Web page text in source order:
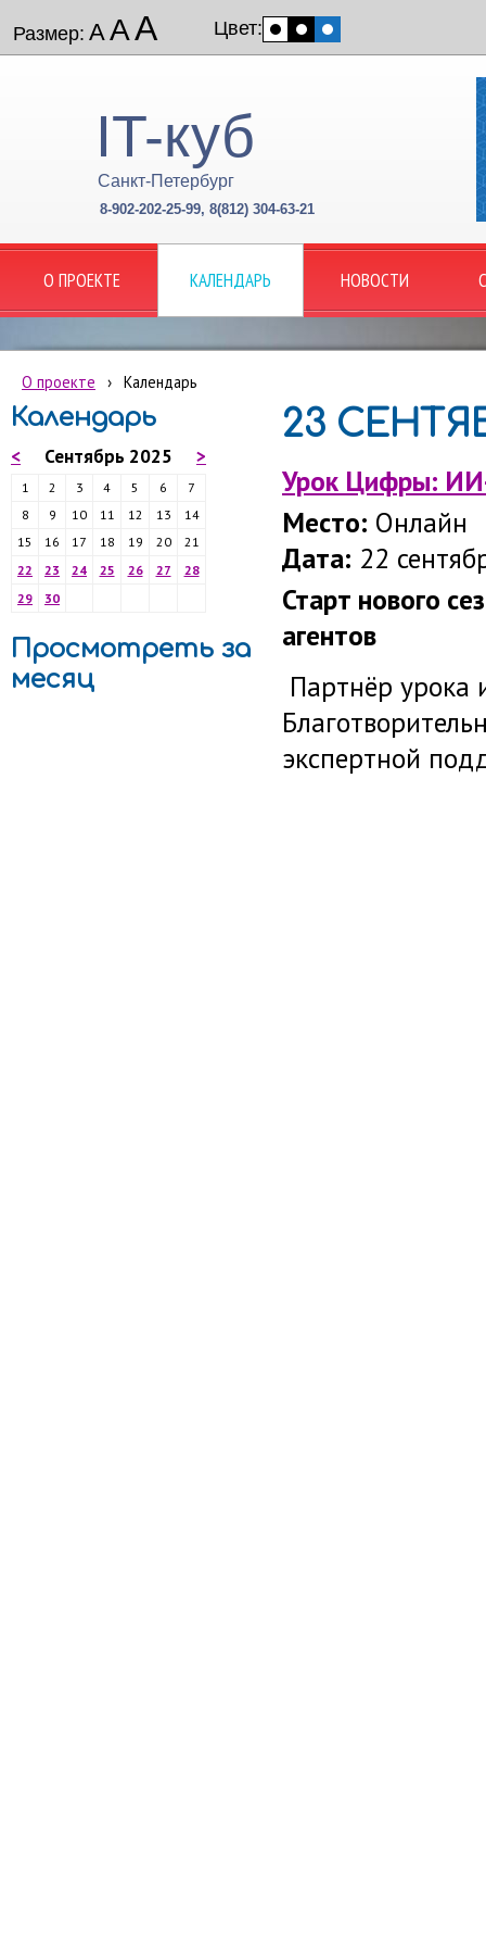
Размер: ААА Цвет:
IT-куб
Санкт-Петербург
8-902-202-25-99, 8(812) 304-63-21
О ПРОЕКТЕ КАЛЕНДАРЬ НОВОСТИ
О проекте › Календарь
Календарь
< >
Сентябрь 2025
1 2 3 4 5 6
7
8
9 10 11 12 13
14
15
16 17 18 19 20
21
22
23 24 25 26 27
28
29
30
Просмотреть за
месяц
23
Урок Цифры:
Место: Онлайн
Дата: 22
Старт нового
агентов
Партнёр
экспертной